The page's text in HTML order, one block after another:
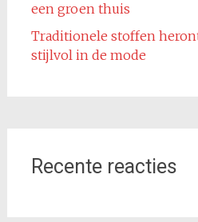
een groen thuis
Traditionele stoffen
stijlvol in de mode
Recente reacties